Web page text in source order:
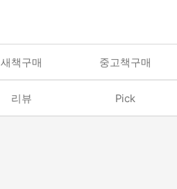
새책구매 중고책구매
리뷰 Pick